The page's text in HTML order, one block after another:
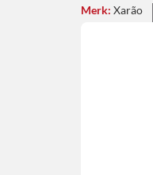
Merk: Xarão